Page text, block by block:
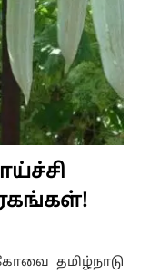
தமிழ்நாடு